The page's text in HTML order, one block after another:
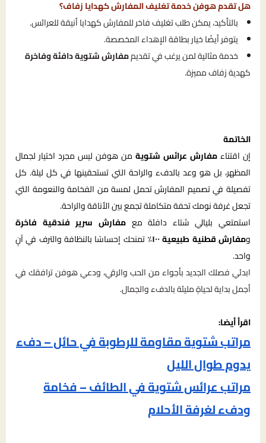
هل تقدم هوفن خدمة تغليف المفارش كهدايا زفاف؟
بالتأكيد، يمكن طلب تغليف فاخر للمفارش كهدايا أنيقة للعرائس.
يتوفر أيضًا خيار بطاقة الإهداء المخصصة.
خدمة مثالية لمن يرغب في تقديممفارش شتوية دافئة وفاخرة
كهدية زفاف مميزة.
الخاتمة
إن اقتناءمفارش عرائس شتوية من هوفن ليس مجرد اختيار لجمال
المظهر، بل هو وعد بالدفء والراحة التي تستحقينها في كل ليلة. كل
تفصيلة في تصميم المفارش تحمل لمسة من الفخامة والنعومة التي
تجعل غرفة نومك تحفة متكاملة تجمع بين الأناقة والراحة.
استمتعي بليالي شتاء دافئة معمفارش سرير فندقية فاخرة
ومفارش قطنية طبيعية ١٠٠٪
تمنحك إحساسًا بالنظافة والترف في آنٍ
واحد.
ابدئي فصلك الجديد بأجواء من الحب والرقي، ودعي هوفن ترافقك في
أجمل بداية لحياةٍ مليئة بالدفء والجمال.
اقرأ أيضا:
مراتب شتوية مقاومة للرطوبة في حائل – دفء
يدوم طوال الليل
مراتب عرائس شتوية في الطائف – فخامة
ودفء لغرفة الأحلام